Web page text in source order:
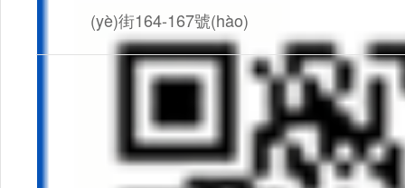
(yè)街164-167號(hào)